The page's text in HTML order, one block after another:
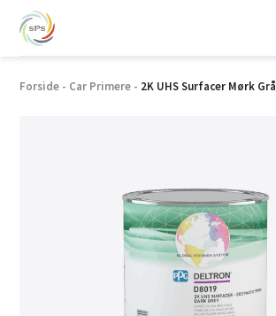
Forside - Car Primere - 2K UHS Surfacer Mørk Grå